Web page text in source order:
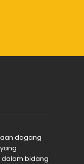
dagang
dalam bidang